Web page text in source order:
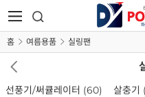
홈 여름용품 실링팬
선풍기/써큘레이터 (60) 살충기